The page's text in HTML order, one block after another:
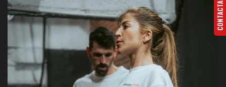
CONTACTA